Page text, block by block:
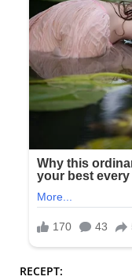
RECEPT: